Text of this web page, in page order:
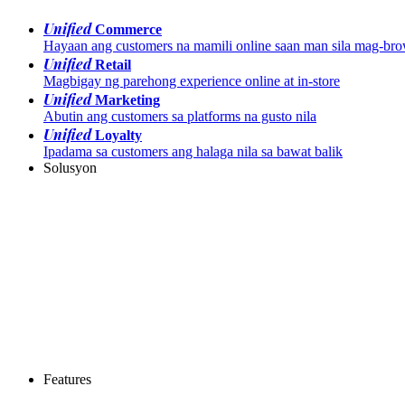
UnifiedCommerce
Hayaan ang customers na mamili online saan man sila mag-
UnifiedRetail
Magbigay ng parehong experience online at in-store
UnifiedMarketing
Abutin ang customers sa platforms na gusto nila
UnifiedLoyalty
Ipadama sa customers ang halaga nila sa bawat balik
Solusyon
Features